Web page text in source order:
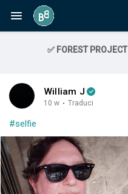
✅ FOREST PROJECT
William J
10 w · Traduci
#selfie